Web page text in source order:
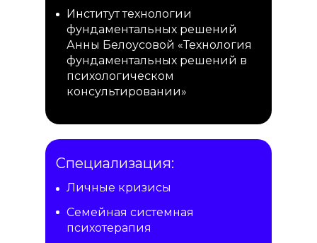
Институт технологии
фундаментальных решений
Анны Белоусовой «Технология
фундаментальных решений в
психологическом
консультировании»
Специализация:
Семейная системная
психотерапия
Личные кризисы